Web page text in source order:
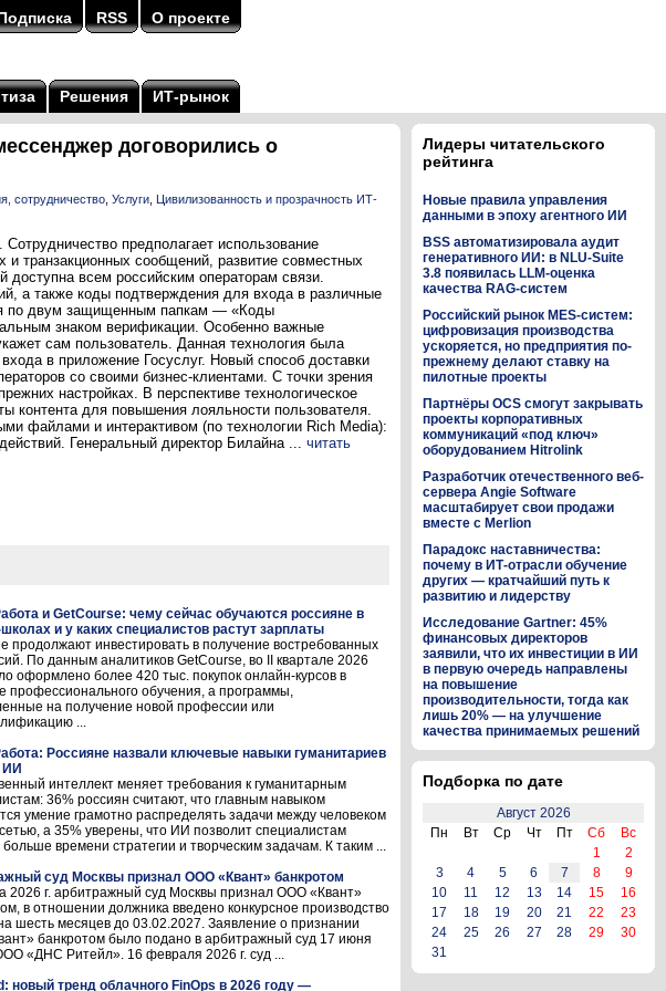
RSS О проекте
Решения ИТ-рынок
договорились о
сотрудничество Услуги Цивилизованность и прозрачность ИТ-
предполагает использование
транзакционных сообщений, развитие совместных
всем российским операторам связи.
а также коды подтверждения для входа в различные
по двум защищенным папкам — «Коды
знаком верификации. Особенно важные
сам пользователь. Данная технология была
в приложение Госуслуг. Новый способ доставки
со своими бизнес-клиентами. С точки зрения
настройках. В перспективе технологическое
контента для повышения лояльности пользователя.
файлами и интерактивом (по технологии Rich Media):
Генеральный директор Билайна ... читать
и GetCourse: чему сейчас обучаются россияне в
и у каких специалистов растут зарплаты
продолжают инвестировать в получение востребованных
По данным аналитиков GetCourse, во II квартале 2026
оформлено более 420 тыс. покупок онлайн-курсов в
профессионального обучения, а программы,
на получение новой профессии или
...
Россияне назвали ключевые навыки гуманитариев
ИИ
интеллект меняет требования к гуманитарным
36% россиян считают, что главным навыком
умение грамотно распределять задачи между человеком
а 35% уверены, что ИИ позволит специалистам
больше времени стратегии и творческим задачам. К таким ...
суд Москвы признал ООО «Квант» банкротом
2026 г. арбитражный суд Москвы признал ООО «Квант»
в отношении должника введено конкурсное производство
шесть месяцев до 03.02.2027. Заявление о признании
банкротом было подано в арбитражный суд 17 июня
«ДНС Ритейл». 16 февраля 2026 г. суд ...
новый тренд облачного FinOps в 2026 году —
Лидеры читательского
рейтинга
Новые правила управления
данными в эпоху агентного ИИ
BSS автоматизировала аудит
генеративного ИИ: в NLU-Suite
3.8 появилась LLM-оценка
качества RAG-систем
Российский рынок MES-систем:
цифровизация производства
ускоряется, но предприятия по-
прежнему делают ставку на
пилотные проекты
Партнёры OCS смогут закрывать
проекты корпоративных
коммуникаций «под ключ»
оборудованием Hitrolink
Разработчик отечественного веб-
сервера Angie Software
масштабирует свои продажи
вместе с Merlion
Парадокс наставничества:
почему в ИТ-отрасли обучение
других — кратчайший путь к
развитию и лидерству
Исследование Gartner: 45%
финансовых директоров
заявили, что их инвестиции в ИИ
в первую очередь направлены
на повышение
производительности, тогда как
лишь 20% — на улучшение
качества принимаемых решений
Подборка по дате
Август 2026
Пн
Вт Ср Чт Пт Сб
Вс
1
2
3
4 5 6 7 8
9
10
11 12 13 14 15
16
17
18 19 20 21 22
23
24
25 26 27 28 29
30
31